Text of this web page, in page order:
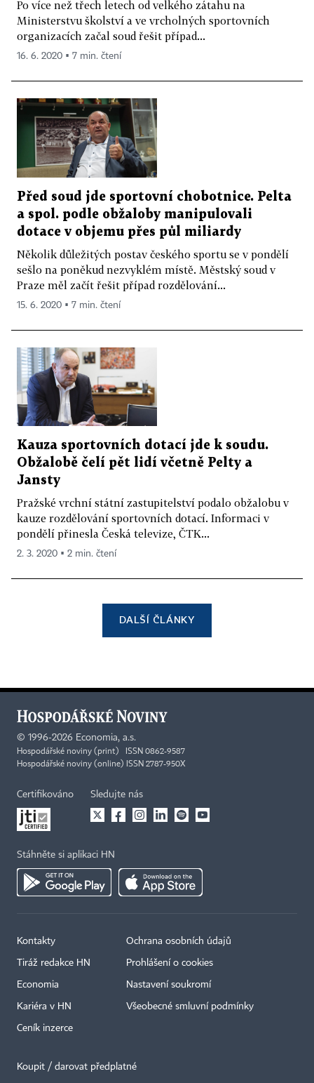
Po více než třech letech od velkého zátahu na
Ministerstvu školství a ve vrcholných sportovních
organizacích začal soud řešit případ...
16. 6. 2020 ▪ 7 min. čtení
Před soud jde sportovní chobotnice. Pelta
a spol. podle obžaloby manipulovali
dotace v objemu přes půl miliardy
Několik důležitých postav českého sportu se v pondělí
sešlo na poněkud nezvyklém místě. Městský soud v
Praze měl začít řešit případ rozdělování...
15. 6. 2020 ▪ 7 min. čtení
Kauza sportovních dotací jde k soudu.
Obžalobě čelí pět lidí včetně Pelty a
Jansty
Pražské vrchní státní zastupitelství podalo obžalobu v
kauze rozdělování sportovních dotací. Informaci v
pondělí přinesla Česká televize, ČTK...
2. 3. 2020 ▪ 2 min. čtení
DALŠÍ ČLÁNKY
© 1996-2026 Economia, a.s.
Hospodářské noviny (print) ISSN 0862-9587
Hospodářské noviny (online) ISSN 2787-950X
Certifikováno Sledujte nás
Stáhněte si aplikaci HN
Kontakty
Tiráž redakce HN
Economia
Kariéra v HN
Ceník inzerce
Ochrana osobních údajů
Prohlášení o cookies
Nastavení soukromí
Všeobecné smluvní podmínky
Koupit / darovat předplatné